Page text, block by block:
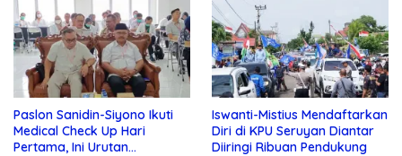
Paslon Sanidin-Siyono Ikuti
Medical Check Up Hari
Pertama, Ini Urutan
Iswanti-Mistius Mendaftarkan
Diri di KPU Seruyan Diantar
Diiringi Ribuan Pendukung